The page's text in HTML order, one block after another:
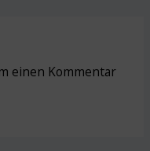
einen Kommentar